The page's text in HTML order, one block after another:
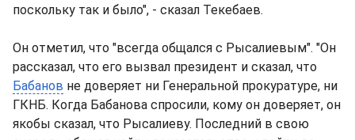
поскольку так и было", - сказал Текебаев.
Он отметил, что "всегда общался с Рысалиевым". "Он
рассказал, что его вызвал президент и сказал, что
Бабанов не доверяет ни Генеральной прокуратуре, ни
ГКНБ. Когда Бабанова спросили, кому он доверяет, он
якобы сказал, что Рысалиеву. Последний в свою